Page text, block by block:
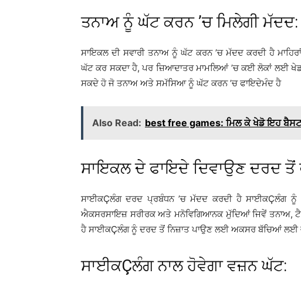
ਤਨਾਅ ਨੂੰ ਘੱਟ ਕਰਨ ’ਚ ਮਿਲੇਗੀ ਮੱਦਦ:
ਸਾਇਕਲ ਦੀ ਸਵਾਰੀ ਤਨਾਅ ਨੂੰ ਘੱਟ ਕਰਨ ’ਚ ਮੱਦਦ ਕਰਦੀ ਹੈ
ਘੱਟ ਕਰ ਸਕਦਾ ਹੈ, ਪਰ ਜ਼ਿਆਦਾਤਰ ਮਾਮਲਿਆਂ ’ਚ ਕਈ ਲੋਕਾਂ ਲਈ
ਸਕਦੇ ਹੋ ਜੋ ਤਨਾਅ ਅਤੇ ਸਮੱਸਿਆ ਨੂੰ ਘੱਟ ਕਰਨ ’ਚ ਫਾਇਦੇਮੰਦ ਹੈ
Also Read: best free games: ਮਿਲ ਕੇ ਖੇਡੋ ਇਹ ਬੈਸਟ
ਸਾਇਕਲ ਦੇ ਫਾਇਦੇ ਦਿਵਾਉਣ ਦਰਦ ਤੋਂ
ਸਾਈਕÇਲੰਗ ਦਰਦ ਪ੍ਰਬੰਧਨ ’ਚ ਮੱਦਦ ਕਰਦੀ ਹੈ ਸਾਈਕÇਲੰਗ ਨੂੰ
ਐਕਸਰਸਾਇਜ਼ ਸਰੀਰਕ ਅਤੇ ਮਨੋਵਿਗਿਆਨਕ ਮੁੱਦਿਆਂ ਜਿਵੇਂ ਤਨਾਅ,
ਹੈ ਸਾਈਕÇਲੰਗ ਨੂੰ ਦਰਦ ਤੋਂ ਨਿਜ਼ਾਤ ਪਾਉਣ ਲਈ ਅਕਸਰ ਬੱਚਿਆਂ ਲਈ
ਸਾਈਕÇਲੰਗ ਨਾਲ ਹੋਵੇਗਾ ਵਜ਼ਨ ਘੱਟ: